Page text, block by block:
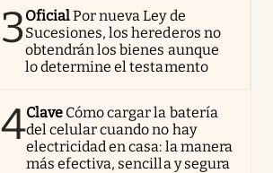
3OficialPor nueva Ley de
Sucesiones, los herederos no
obtendrán los bienes aunque
lo determine el testamento
4Clave Cómo cargar la batería
del celular cuando no hay
electricidad en casa: la manera
más efectiva, sencilla y segura